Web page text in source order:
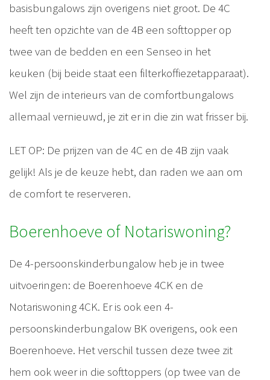
basisbungalows zijn overigens niet groot. De 4C
heeft ten opzichte van de 4B een softtopper op
twee van de bedden en een Senseo in het
keuken (bij beide staat een filterkoffiezetapparaat).
Wel zijn de interieurs van de comfortbungalows
allemaal vernieuwd, je zit er in die zin wat frisser bij.
LET OP: De prijzen van de 4C en de 4B zijn vaak
gelijk! Als je de keuze hebt, dan raden we aan om
de comfort te reserveren.
Boerenhoeve of Notariswoning?
De 4-persoonskinderbungalow heb je in twee
uitvoeringen: de Boerenhoeve 4CK en de
Notariswoning 4CK. Er is ook een 4-
persoonskinderbungalow BK overigens, ook een
Boerenhoeve. Het verschil tussen deze twee zit
hem ook weer in die softtoppers (op twee van de